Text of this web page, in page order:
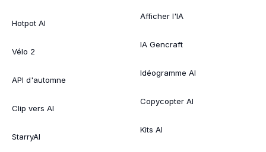
Hotpot AI
Vélo 2
API d'automne
Clip vers AI
StarryAI
Afficher l'IA
IA Gencraft
Idéogramme AI
Copycopter AI
Kits AI